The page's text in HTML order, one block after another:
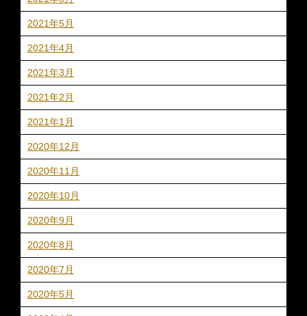
2021年5月
2021年4月
2021年3月
2021年2月
2021年1月
2020年12月
2020年11月
2020年10月
2020年9月
2020年8月
2020年7月
2020年5月